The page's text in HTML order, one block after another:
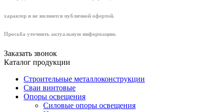
характер и не являются публичной офертой.
Просьба уточнять актуальную информацию.
Заказать звонок
Каталог продукции
Строительные металлоконструкции
Сваи винтовые
Опоры освещения
Силовые опоры освещения